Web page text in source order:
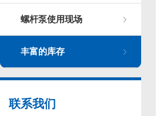
螺杆泵使用现场
丰富的库存
联系我们